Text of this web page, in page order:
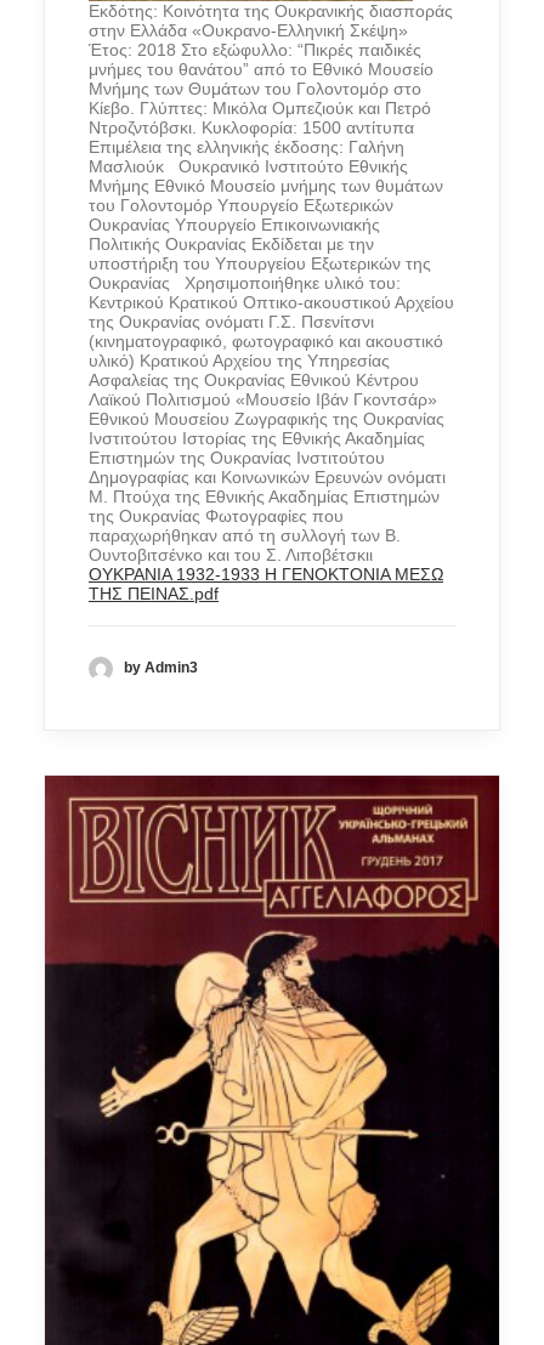
Εκδότης: Κοινότητα της Ουκρανικής διασποράς
στην Ελλάδα «Ουκρανο-Ελληνική Σκέψη»
Έτος: 2018 Στο εξώφυλλο: “Πικρές παιδικές
μνήμες του θανάτου” από το Εθνικό Μουσείο
Μνήμης των Θυμάτων του Γολοντομόρ στο
Κίεβο. Γλύπτες: Μικόλα Ομπεζιούκ και Πετρό
Ντροζντόβσκι. Κυκλοφορία: 1500 αντίτυπα
Επιμέλεια της ελληνικής έκδοσης: Γαλήνη
Μασλιούκ Ουκρανικό Ινστιτούτο Εθνικής
Μνήμης Εθνικό Μουσείο μνήμης των θυμάτων
του Γολοντομόρ Υπουργείο Εξωτερικών
Ουκρανίας Υπουργείο Επικοινωνιακής
Πολιτικής Ουκρανίας Εκδίδεται με την
υποστήριξη του Υπουργείου Εξωτερικών της
Ουκρανίας Χρησιμοποιήθηκε υλικό του:
Κεντρικού Κρατικού Οπτικο-ακουστικού Αρχείου
της Ουκρανίας ονόματι Γ.Σ. Πσενίτσνι
(κινηματογραφικό, φωτογραφικό και ακουστικό
υλικό) Κρατικού Αρχείου της Υπηρεσίας
Ασφαλείας της Ουκρανίας Εθνικού Κέντρου
Λαϊκού Πολιτισμού «Μουσείο Ιβάν Γκοντσάρ»
Εθνικού Μουσείου Ζωγραφικής της Ουκρανίας
Ινστιτούτου Ιστορίας της Εθνικής Ακαδημίας
Επιστημών της Ουκρανίας Ινστιτούτου
Δημογραφίας και Κοινωνικών Ερευνών ονόματι
Μ. Πτούχα της Εθνικής Ακαδημίας Επιστημών
της Ουκρανίας Φωτογραφίες που
παραχωρήθηκαν από τη συλλογή των Β.
Ουντοβιτσένκο και του Σ. Λιποβέτσκιι
ΟΥΚΡΑΝΙΑ 1932-1933 Η ΓΕΝΟΚΤΟΝΙΑ ΜΕΣΩ
ΤΗΣ ΠΕΙΝΑΣ.pdf
by Admin3